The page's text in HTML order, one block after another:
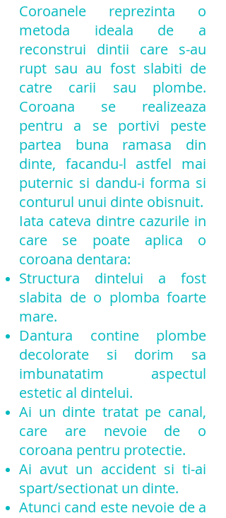
Coroanele reprezinta o
metoda ideala de a
reconstrui dintii care s-au
rupt sau au fost slabiti de
catre carii sau plombe.
Coroana se realizeaza
pentru a se portivi peste
partea buna ramasa din
dinte, facandu-l astfel mai
puternic si dandu-i forma si
conturul unui dinte obisnuit.
Iata cateva dintre cazurile in
care se poate aplica o
coroana dentara:
Structura dintelui a fost
slabita de o plomba foarte
mare.
Dantura contine plombe
decolorate si dorim sa
imbunatatim aspectul
estetic al dintelui.
Ai un dinte tratat pe canal,
care are nevoie de o
coroana pentru protectie.
Ai avut un accident si ti-ai
spart/sectionat un dinte.
Atunci cand este nevoie de a